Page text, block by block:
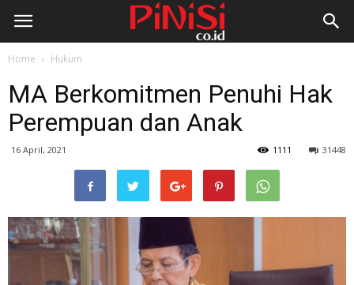
Home Hukum
MA Berkomitmen Penuhi Hak
Perempuan dan Anak
16 April, 2021 31448
1111